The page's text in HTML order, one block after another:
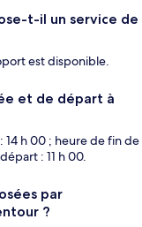
t-il un service de
est disponible.
et de départ à
h 00 ; heure de fin de
: 11 h 00.
par
?